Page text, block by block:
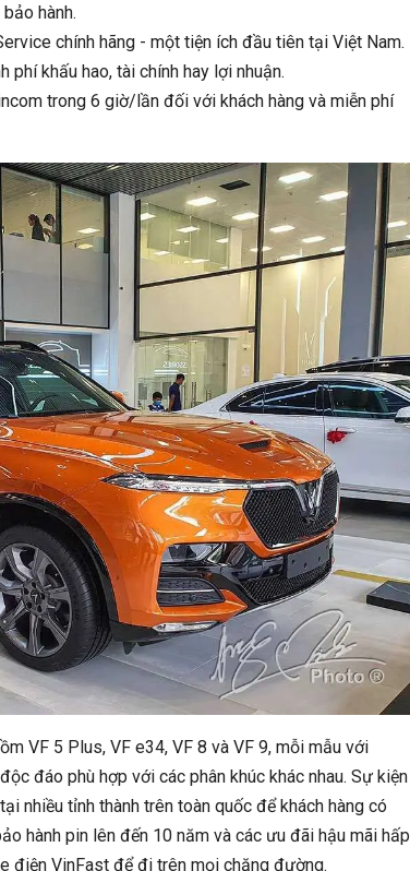
hành.
chính hãng - một tiện ích đầu tiên tại Việt Nam.
phí khấu hao, tài chính hay lợi nhuận.
trong 6 giờ/lần đối với khách hàng và miễn phí
VF 5 Plus, VF e34, VF 8 và VF 9, mỗi mẫu với
đáo phù hợp với các phân khúc khác nhau. Sự kiện
nhiều tỉnh thành trên toàn quốc để khách hàng có
hành pin lên đến 10 năm và các ưu đãi hậu mãi hấp
điện VinFast để đi trên mọi chặng đường.